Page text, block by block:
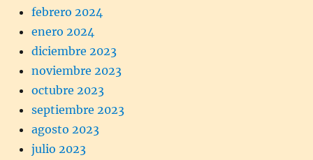
febrero 2024
enero 2024
diciembre 2023
noviembre 2023
octubre 2023
septiembre 2023
agosto 2023
julio 2023